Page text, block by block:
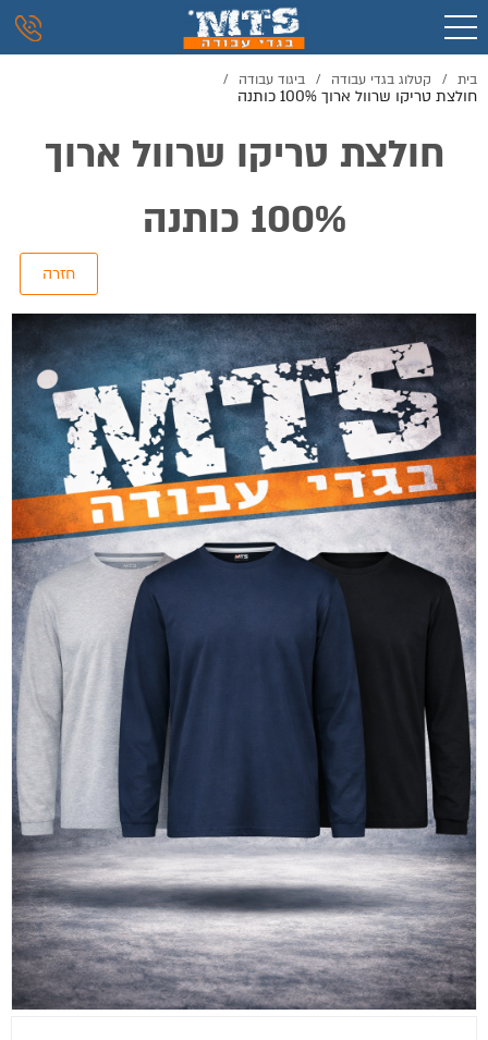
בית / קטלוג בגדי עבודה / ביגוד עבודה /
חולצת טריקו שרוול ארוך 100% כותנה
חולצת טריקו שרוול ארוך
100% כותנה